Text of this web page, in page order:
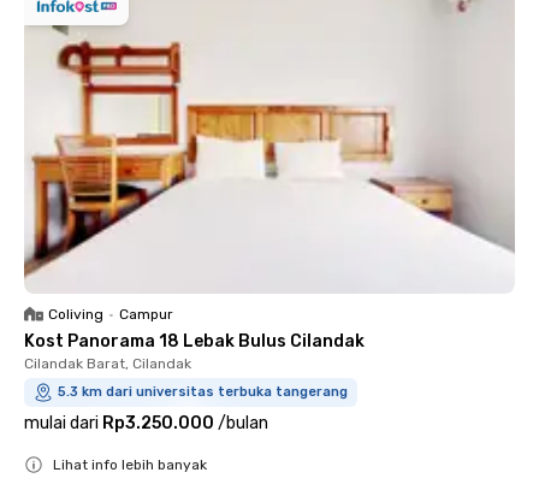
Coliving • Campur
Kost Panorama 18 Lebak Bulus Cilandak
Cilandak Barat, Cilandak
5.3 km dari universitas terbuka tangerang
mulai dari Rp3.250.000 /bulan
Lihat info lebih banyak